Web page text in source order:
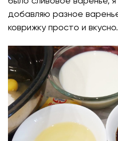
добавляю разное
коврижку просто и вкусно.